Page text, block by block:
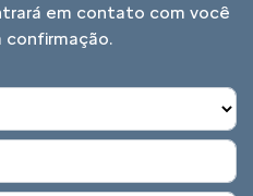
em contato com você
confirmação.